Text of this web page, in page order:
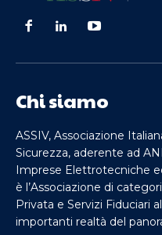
Chi siamo
ASSIV, Associazione
Sicurezza, aderente ad
Imprese Elettrotecniche
è l’Associazione di
Privata e Servizi Fiduciari
importanti realtà del